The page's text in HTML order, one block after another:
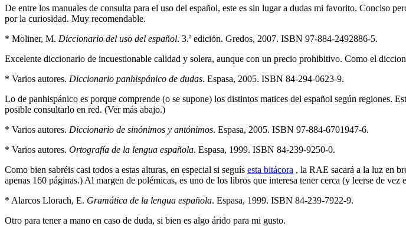
De entre los manuales de consulta para el uso del español, este es sin lugar a dudas mi favorito. Conciso
por la curiosidad. Muy recomendable.
* Moliner, M. Diccionario del uso del español. 3.ª edición. Gredos, 2007. ISBN 97-884-2492886-5.
Excelente diccionario de incuestionable calidad y solera, aunque con un precio prohibitivo. Como el
* Varios autores. Diccionario panhispánico de dudas. Espasa, 2005. ISBN 84-294-0623-9.
Lo de panhispánico es porque comprende (o se supone) los distintos matices del español según regiones.
posible consultarlo en red. (Ver más abajo.)
* Varios autores. Diccionario de sinónimos y antónimos. Espasa, 2005. ISBN 97-884-6701947-6.
* Varios autores. Ortografía de la lengua española. Espasa, 1999. ISBN 84-239-9250-0.
Como bien sabréis casi todos a estas alturas, en especial si seguís esta bitácora , la RAE sacará a la luz en
apenas 160 páginas.) Al margen de polémicas, es uno de los libros que interesa tener cerca (y leerse de vez
* Alarcos Llorach, E. Gramática de la lengua española. Espasa, 1999. ISBN 84-239-7922-9.
Otro para tener a mano en caso de duda, si bien es algo árido para mi gusto.